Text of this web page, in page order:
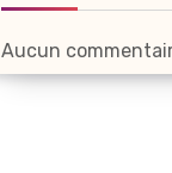
Aucun